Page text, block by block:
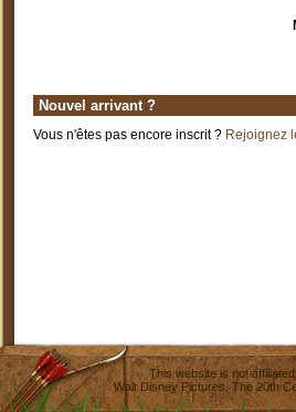
Nouvel arrivant ?
Vous n'êtes pas encore inscrit ? Rejoignez
This website is not
Walt Disney Pictures,The 20th